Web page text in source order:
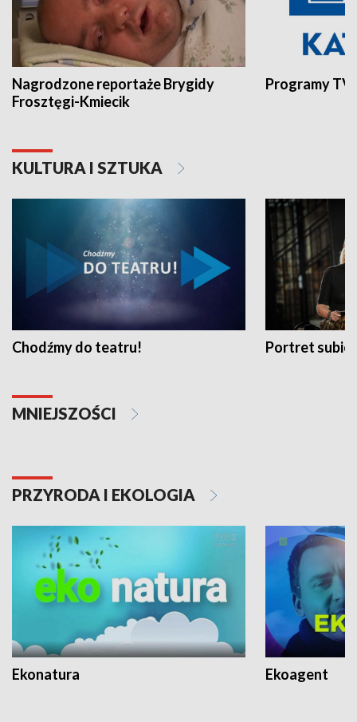
Nagrodzone reportaże Brygidy
Frosztęgi-Kmiecik
Programy
KULTURA I SZTUKA
Chodźmy do teatru! Portret
MNIEJSZOŚCI
PRZYRODA I EKOLOGIA
Ekonatura Ekoagent